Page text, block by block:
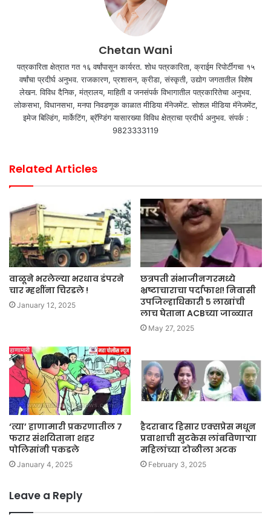
Chetan Wani
पत्रकारिता क्षेत्रात गत १६ वर्षांपासून कार्यरत. शोध पत्रकारिता, क्राईम रिपोर्टींगचा १५
वर्षांचा प्रदीर्घ अनुभव. राजकारण, प्रशासन, क्रीडा, संस्कृती, उद्योग जगतातील विशेष
लेखन. विविध दैनिक, मंत्रालय, माहिती व जनसंपर्क विभागातील पत्रकारितेचा अनुभव.
लोकसभा, विधानसभा, मनपा निवडणूक काळात मीडिया मॅनेजमेंट. सोशल मीडिया मॅनेजमेंट,
इमेज बिल्डिंग, मार्केटिंग, ब्रॅण्डिंग यासारख्या विविध क्षेत्राचा प्रदीर्घ अनुभव. संपर्क :
9823333119
Related Articles
वाळूने भरलेल्या भरधाव डंपरने
चार म्हशींना चिरडले !
January 12, 2025
छत्रपती संभाजीनगरमध्ये
भ्रष्टाचाराचा पर्दाफाश! निवासी
उपजिल्हाधिकारी ५ लाखांची
लाच घेताना ACBच्या जाळ्यात
May 27, 2025
‘त्या’ हाणामारी प्रकरणातील ७
फरार संशयिताना शहर
पोलिसांनी पकडले
January 4, 2025
हैदराबाद हिसार एक्सप्रेस मधून
प्रवाशाची सुटकेस लांबविणाऱ्या
महिलांच्या टोळीला अटक
February 3, 2025
Leave a Reply